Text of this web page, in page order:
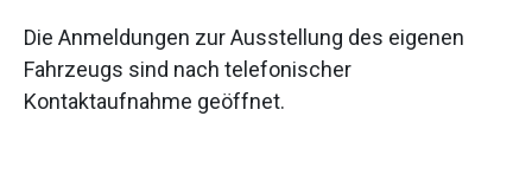
Die Anmeldungen zur Ausstellung des eigenen
Fahrzeugs sind nach telefonischer
Kontaktaufnahme geöffnet.